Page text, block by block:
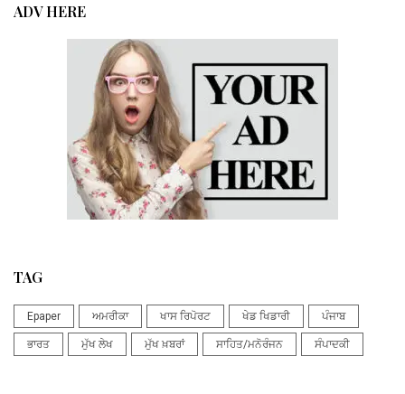
ADV HERE
TAG
Epaper ਅਮਰੀਕਾ ਖਾਸ ਰਿਪੋਰਟ ਖੇਡ ਖਿਡਾਰੀ ਪੰਜਾਬ
ਭਾਰਤ ਮੁੱਖ ਲੇਖ ਮੁੱਖ ਖ਼ਬਰਾਂ ਸਾਹਿਤ/ਮਨੋਰੰਜਨ ਸੰਪਾਦਕੀ